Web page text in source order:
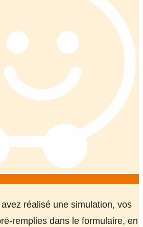
réalisé une simulation, vos
remplies dans le formulaire, en